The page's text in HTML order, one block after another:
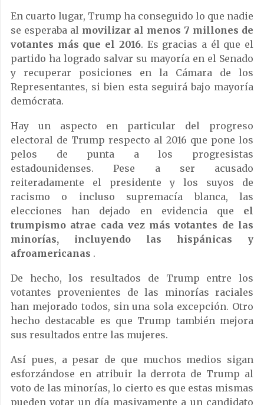
En cuarto lugar, Trump ha conseguido lo que nadie
se esperaba al movilizar al menos 7 millones de
votantes más que el 2016. Es gracias a él que el
partido ha logrado salvar su mayoría en el Senado
y recuperar posiciones en la Cámara de los
Representantes, si bien esta seguirá bajo mayoría
demócrata.
Hay un aspecto en particular del progreso
electoral de Trump respecto al 2016 que pone los
pelos de punta a los progresistas
estadounidenses. Pese a ser acusado
reiteradamente el presidente y los suyos de
racismo o incluso supremacía blanca, las
elecciones han dejado en evidencia que el
trumpismo atrae cada vez más votantes de las
minorías, incluyendo las hispánicas y
afroamericanas .
De hecho, los resultados de Trump entre los
votantes provenientes de las minorías raciales
han mejorado todos, sin una sola excepción. Otro
hecho destacable es que Trump también mejora
sus resultados entre las mujeres.
Así pues, a pesar de que muchos medios sigan
esforzándose en atribuir la derrota de Trump al
voto de las minorías, lo cierto es que estas mismas
pueden votar un día masivamente a un candidato